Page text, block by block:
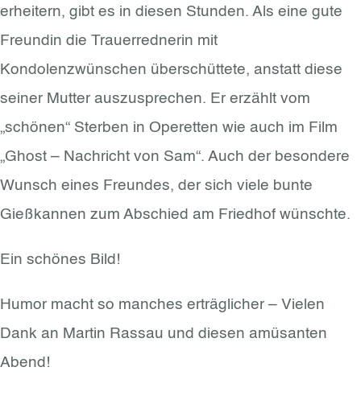
erheitern, gibt es in diesen Stunden. Als eine gute
Freundin die Trauerrednerin mit
Kondolenzwünschen überschüttete, anstatt diese
seiner Mutter auszusprechen. Er erzählt vom
„schönen“ Sterben in Operetten wie auch im Film
„Ghost – Nachricht von Sam“. Auch der besondere
Wunsch eines Freundes, der sich viele bunte
Gießkannen zum Abschied am Friedhof wünschte.
Ein schönes Bild!
Humor macht so manches erträglicher – Vielen
Dank an Martin Rassau und diesen amüsanten
Abend!